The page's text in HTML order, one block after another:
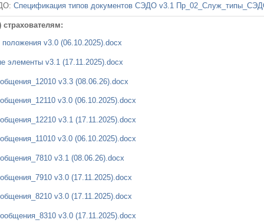
Спецификация типов документов СЭДО v3.1
v3.0 (06.10.2025).docx
v3.1 (17.11.2025).docx
v3.3 (08.06.26).docx
v3.0 (06.10.2025).docx
v3.1 (17.11.2025).docx
v3.0 (06.10.2025).docx
v3.1 (08.06.26).docx
v3.0 (17.11.2025).docx
v3.0 (17.11.2025).docx
v3.0 (17.11.2025).docx